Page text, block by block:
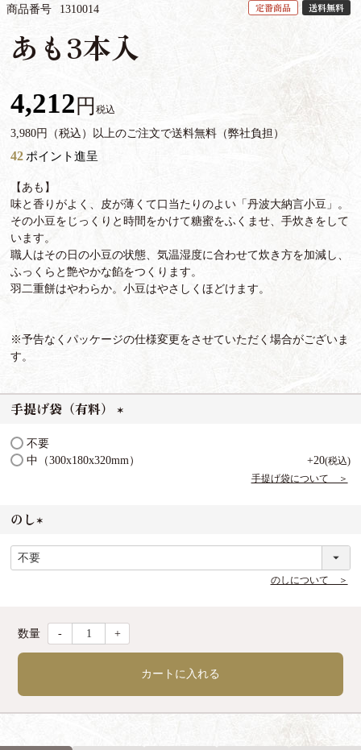
商品番号 1310014 定番商品 送料無料
あも3本入
4,212 税込
3,980円（税込）以上のご注文で送料無料（弊社負担）
42 ポイント進呈
【あも】
味と香りがよく、皮が薄くて口当たりのよい「丹波大納言小豆」。
その小豆をじっくりと時間をかけて糖蜜をふくませ、手炊きをして
います。
職人はその日の小豆の状態、気温湿度に合わせて炊き方を加減し、
ふっくらと艶やかな餡をつくります。
羽二重餅はやわらか。小豆はやさしくほどけます。
※予告なくパッケージの仕様変更をさせていただく場合がございま
す。
手提げ袋（有料）
不要
中（300x180x320mm）
+20 税込
手提げ袋について ＞
のし
(
必
のしについて ＞
- +
カートに入れる